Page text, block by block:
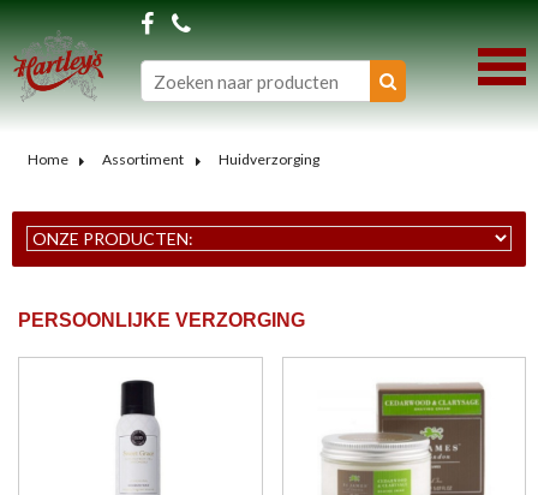
Home Assortiment Huidverzorging
PERSOONLIJKE VERZORGING